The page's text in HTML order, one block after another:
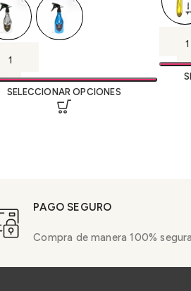
SELECCIONAR OPCIONES
PAGO SEGURO
Compra de manera 100% segura